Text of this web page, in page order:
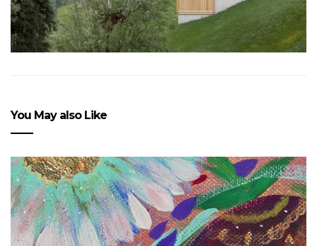
You May also Like